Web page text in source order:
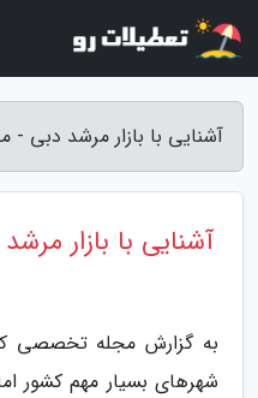
آشنایی با بازار مرشد دبی
آشنایی با بازار
به گزارش مجله تخصصی
شهرهای بسیار مهم کشور